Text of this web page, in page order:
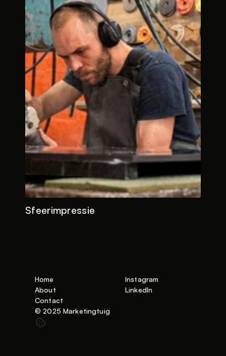
Sfeerimpressie
Home
About
Contact
© 2025 Marketingtuig
Instagram
LinkedIn